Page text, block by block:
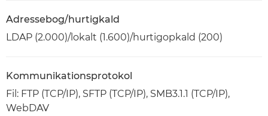
Adressebog/hurtigkald
LDAP (2.000)/lokalt (1.600)/hurtigopkald (200)
Kommunikationsprotokol
Fil: FTP (TCP/IP), SFTP (TCP/IP), SMB3.1.1 (TCP/IP),
WebDAV